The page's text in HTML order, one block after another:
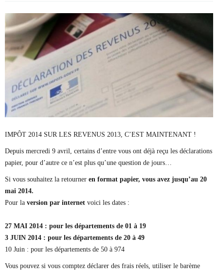
IMPÔT 2014 SUR LES REVENUS 2013, C’EST MAINTENANT !
Depuis mercredi 9 avril, certains d’entre vous ont déjà reçu les déclarations
papier, pour d’autre ce n’est plus qu’une question de jours…
Si vous souhaitez la retourner en format papier, vous avez jusqu’au 20
mai 2014.
Pour la version par internet voici les dates :
27 MAI 2014 : pour les départements de 01 à 19
3 JUIN 2014 : pour les départements de 20 à 49
10 Juin : pour les départements de 50 à 974
Vous pouvez si vous comptez déclarer des frais réels, utiliser le barème